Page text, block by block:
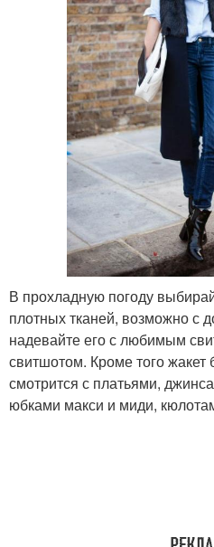
В прохладную погоду
плотных тканей, возможно с
надевайте его с любимым
свитшотом. Кроме того жакет
смотрится с платьями,
юбками макси и миди,